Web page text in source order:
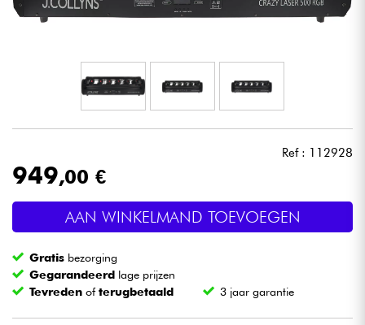
Home-studio
Microfoon
Live Sound
Licht
Drums & percussie
Ref : 112928
949,00 €
AAN WINKELMAND TOEVOEGEN
Gratis bezorging
Gegarandeerd lage prijzen
Tevreden ofterugbetaald 3 jaar garantie